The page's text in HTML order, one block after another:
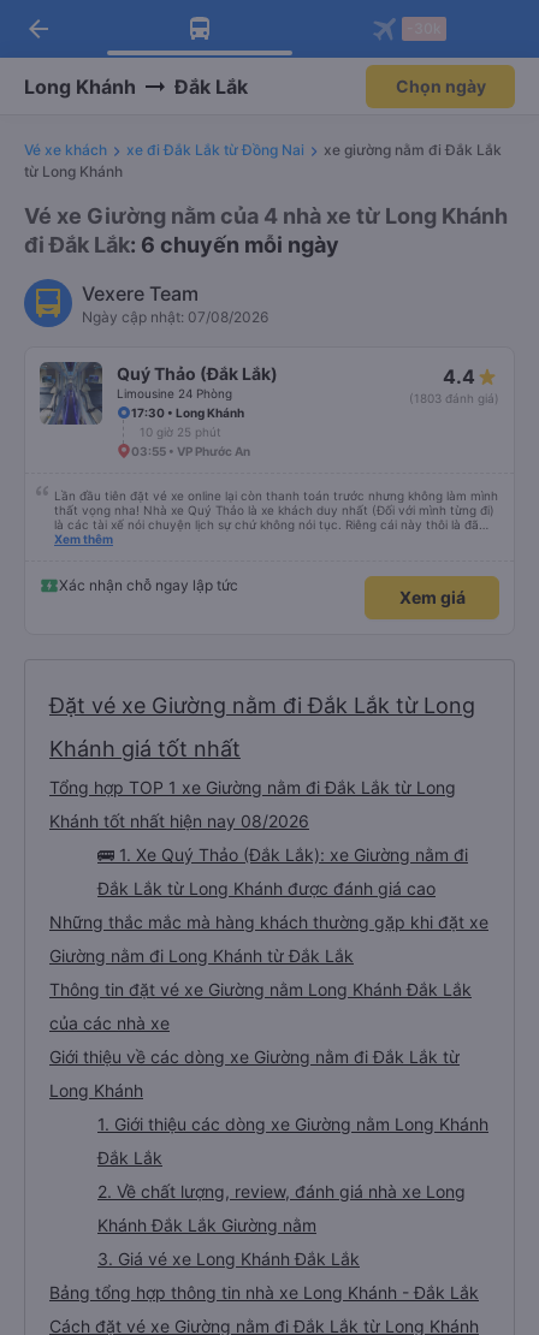
Tải app Vexere ngay!
Nhận ưu đãi thành viên độc
Mở app
Tải app Vexere
-30k/ghế khi đặt vé máy bay qua
Mở app
arrow_back
Long Khánh Đắk Lắk Chọn ngày
Vé xe khách xe đi Đắk Lắk từ Đồng Nai
xe giường nằm đi Đắk Lắk
từ Long Khánh
Vé xe Giường nằm của 4 nhà xe từ Long Khánh
đi Đắk Lắk: 6 chuyến mỗi ngày
Vexere Team
Ngày cập nhật: 07/08/2026
Quý Thảo (Đắk Lắk)
Limousine 24 Phòng
4.4
(1803 đánh giá)
17:30 • Long Khánh
10 giờ 25 phút
03:55 • VP Phước An
Lần đầu tiên đặt vé xe online lại còn thanh toán trước nhưng không làm mình
thất vọng nha! Nhà xe Quý Thảo là xe khách duy nhất (Đối với mình từng đi)
là các tài xế nói chuyện lịch sự chứ không nói tục. Riêng cái này thôi là đã
đánh giá 5 sao rồi. Chú tài xế còn uống pepsi rất dễ thương chứ không có
Xem thêm
Xác nhận chỗ ngay lập tức
Xem giá
Đặt vé xe Giường nằm đi Đắk Lắk từ Long
Khánh giá tốt nhất
Tổng hợp TOP 1 xe Giường nằm đi Đắk Lắk từ Long
Khánh tốt nhất hiện nay 08/2026
🚌 1. Xe Quý Thảo (Đắk Lắk): xe Giường nằm đi
Đắk Lắk từ Long Khánh được đánh giá cao
Những thắc mắc mà hàng khách thường gặp khi đặt xe
Giường nằm đi Long Khánh từ Đắk Lắk
Thông tin đặt vé xe Giường nằm Long Khánh Đắk Lắk
của các nhà xe
Giới thiệu về các dòng xe Giường nằm đi Đắk Lắk từ
Long Khánh
1. Giới thiệu các dòng xe Giường nằm Long Khánh
Đắk Lắk
2. Về chất lượng, review, đánh giá nhà xe Long
Khánh Đắk Lắk Giường nằm
3. Giá vé xe Long Khánh Đắk Lắk
Bảng tổng hợp thông tin nhà xe Long Khánh - Đắk Lắk
Cách đặt vé xe Giường nằm đi Đắk Lắk từ Long Khánh